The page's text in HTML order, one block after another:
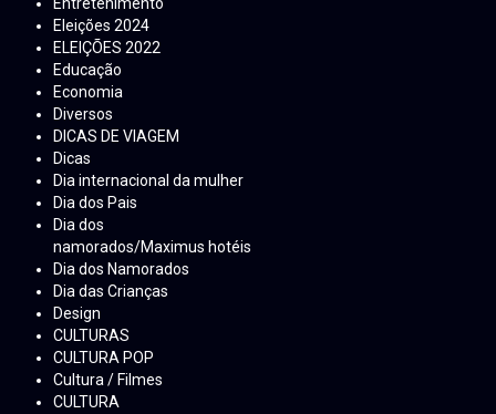
Entretenimento
Eleições 2024
ELEIÇÕES 2022
Educação
Economia
Diversos
DICAS DE VIAGEM
Dicas
Dia internacional da mulher
Dia dos Pais
Dia dos
namorados/Maximus hotéis
Dia dos Namorados
Dia das Crianças
Design
CULTURAS
CULTURA POP
Cultura / Filmes
CULTURA